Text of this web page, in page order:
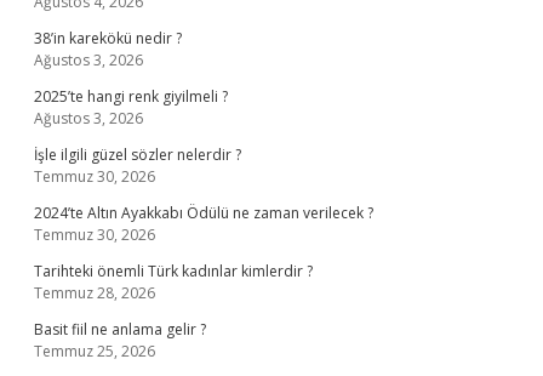
38’in karekökü nedir ?
Ağustos 3, 2026
2025’te hangi renk giyilmeli ?
Ağustos 3, 2026
İşle ilgili güzel sözler nelerdir ?
Temmuz 30, 2026
2024’te Altın Ayakkabı Ödülü ne zaman verilecek ?
Temmuz 30, 2026
Tarihteki önemli Türk kadınlar kimlerdir ?
Temmuz 28, 2026
Basit fiil ne anlama gelir ?
Temmuz 25, 2026